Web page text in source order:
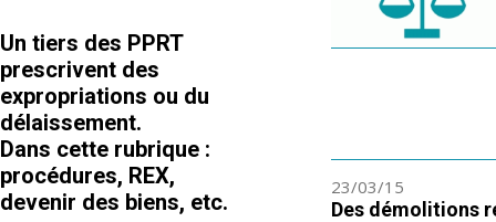
Un tiers des PPRT
prescrivent des
expropriations ou du
délaissement.
Dans cette rubrique :
procédures, REX,
devenir des biens, etc.
23/03/15
Des démolitions